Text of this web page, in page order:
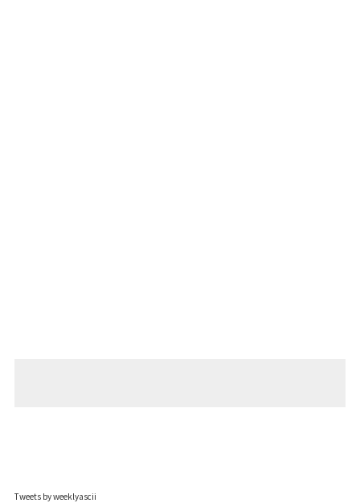
Tweets by weeklyascii